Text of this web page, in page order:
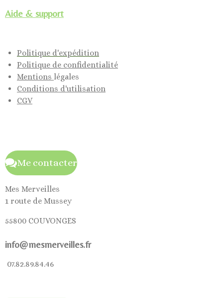
Aide & support
Politique d'expédition
Politique de confidentialité
Mentions légales
Conditions d'utilisation
CGV
Me contacter
Mes Merveilles
1 route de Mussey
55800 COUVONGES
info@mesmerveilles.fr
07.82.89.84.46